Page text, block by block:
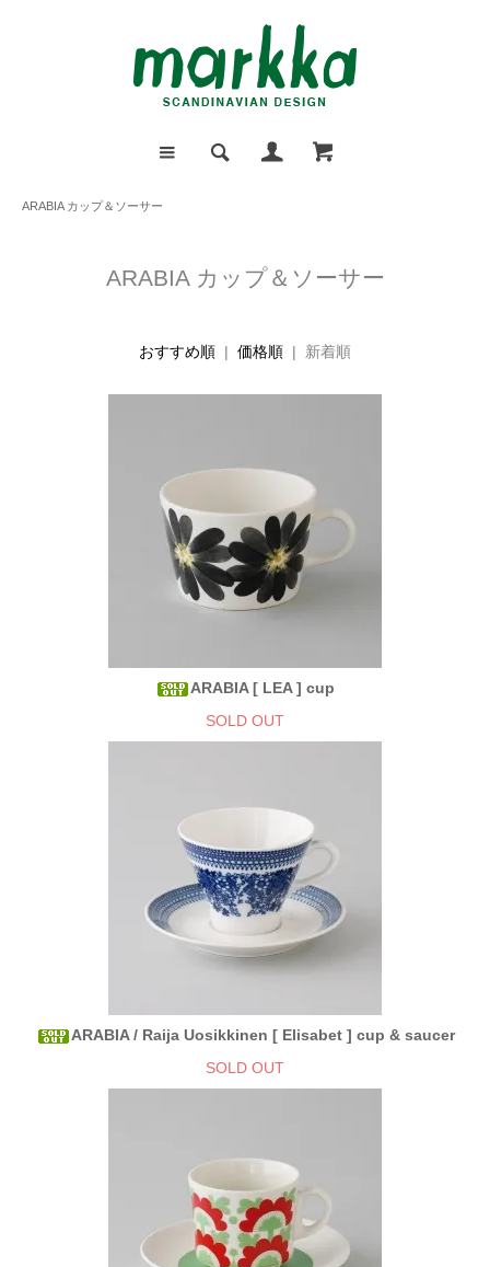
ARABIA カップ＆ソーサー
ARABIA カップ＆ソーサー
おすすめ順 | 価格順 | 新着順
ARABIA [ LEA ] cup
SOLD OUT
ARABIA / Raija Uosikkinen [ Elisabet ] cup & saucer
SOLD OUT